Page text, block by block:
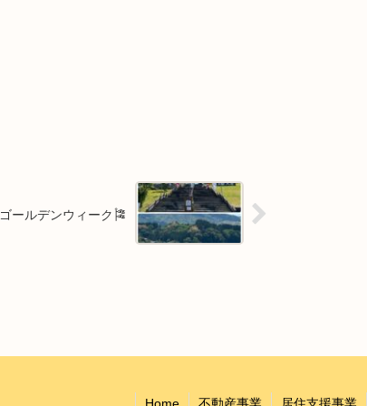
ゴールデンウィーク🎏